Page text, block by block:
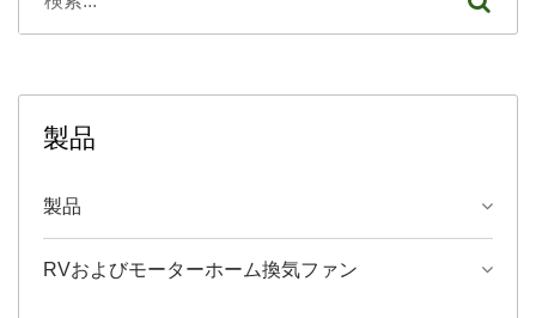
製品
製品
RVおよびモーターホーム換気ファン